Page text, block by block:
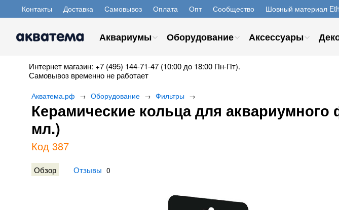
Контакты Доставка Самовывоз Оплата Опт Сообщество Шовный материал
Аквариумы Оборудование Аксессуары
Интернет магазин: +7 (495) 144-71-47 (10:00 до 18:00 Пн-Пт).
Самовывоз временно не работает
Акватема.рф → Оборудование → Фильтры →
Керамические кольца для
мл.)
Код 387
Обзор Отзывы 0